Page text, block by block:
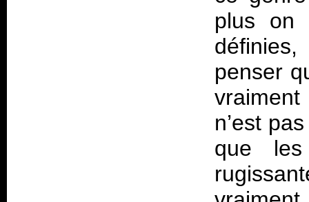
plus on
penser
vraiment
n’est
que